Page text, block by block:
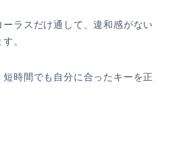
ラスだけ通して、違和感がない
。
短時間でも自分に合ったキーを正